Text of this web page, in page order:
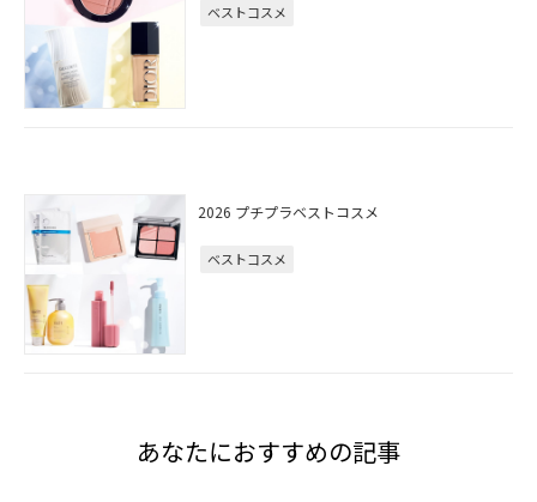
ベストコスメ
2026 プチプラベストコスメ
ベストコスメ
あなたにおすすめの記事